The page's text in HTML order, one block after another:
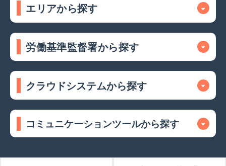
エリアから探す
労働基準監督署から探す
クラウドシステムから探す
コミュニケーションツールから探す